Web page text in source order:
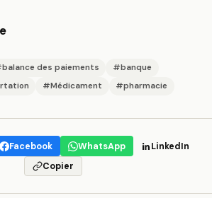
des paiements
#banque
#Médicament #pharmacie
Facebook WhatsApp
LinkedIn
Copier